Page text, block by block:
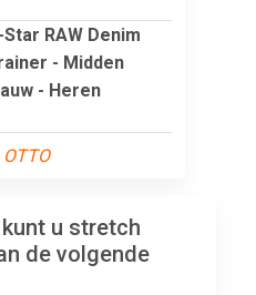
Star RAW Denim
- Midden
- Heren
OTTO
u stretch
de volgende